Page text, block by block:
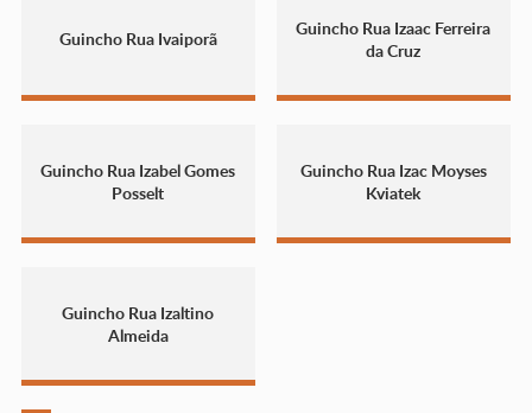
Guincho Rua Ivaiporã
Guincho Rua Izaac Ferreira
da Cruz
Guincho Rua Izabel Gomes
Posselt
Guincho Rua Izac Moyses
Kviatek
Guincho Rua Izaltino
Almeida